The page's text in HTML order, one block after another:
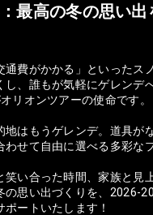
最高の冬の思い
通費がかかる」といったス
し、誰もが気軽にゲレンデ
リオンツアーの使命です。
地はもうゲレンデ。道具が
せて自由に選べる多彩な
笑い合った時間、家族と見
の思い出づくりを、2026-
ートいたします！